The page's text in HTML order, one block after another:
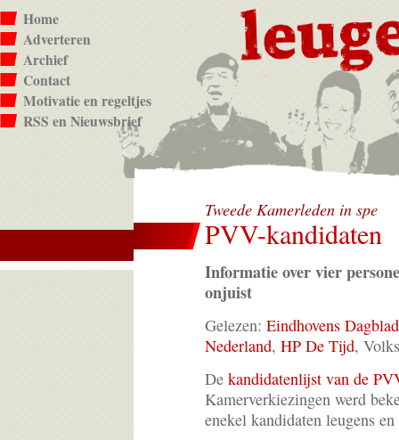
Home
Adverteren
Archief
Contact
Motivatie en regeltjes
RSS en Nieuwsbrief
Tweede Kamerleden in spe
PVV-kandidaten
Informatie over vier
onjuist
Gelezen: Eindhovens Dagblad
Nederland, HP De Tijd,
De kandidatenlijst van de
Kamerverkiezingen werd
enekel kandidaten leugens